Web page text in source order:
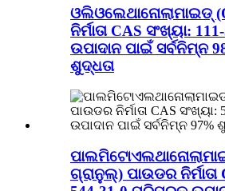
ଓଲିଓଲେଥାନୋଲାମାଇଡ୍
ନିର୍ମାତା CAS ସଂଖ୍ୟା:
ଉପାଦାନ ପାଇଁ ସର୍ବନିମ୍ନ
ଶୁଦ୍ଧତା
ଗ୍ରାନୁଲ୍) ପାଉଡର ନିର୍ମାତା